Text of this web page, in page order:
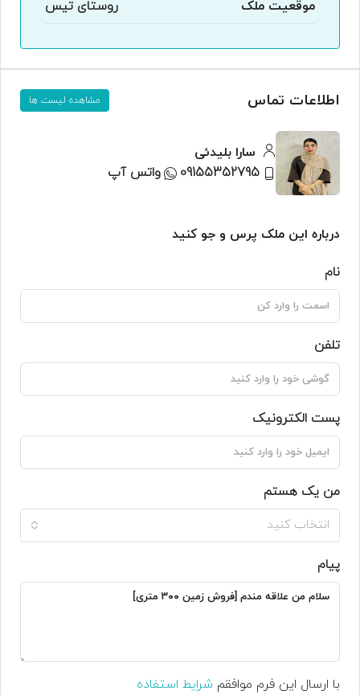
موقعیت ملک
روستای تیس
اطلاعات تماس مشاهده لیست ها
سارا بلیدئی
09155352795
واتس آپ
درباره این ملک پرس و جو کنید
نام
تلفن
پست الکترونیک
من یک هستم
انتخاب کنید
پیام
با ارسال این فرم موافقم شرایط استفاده